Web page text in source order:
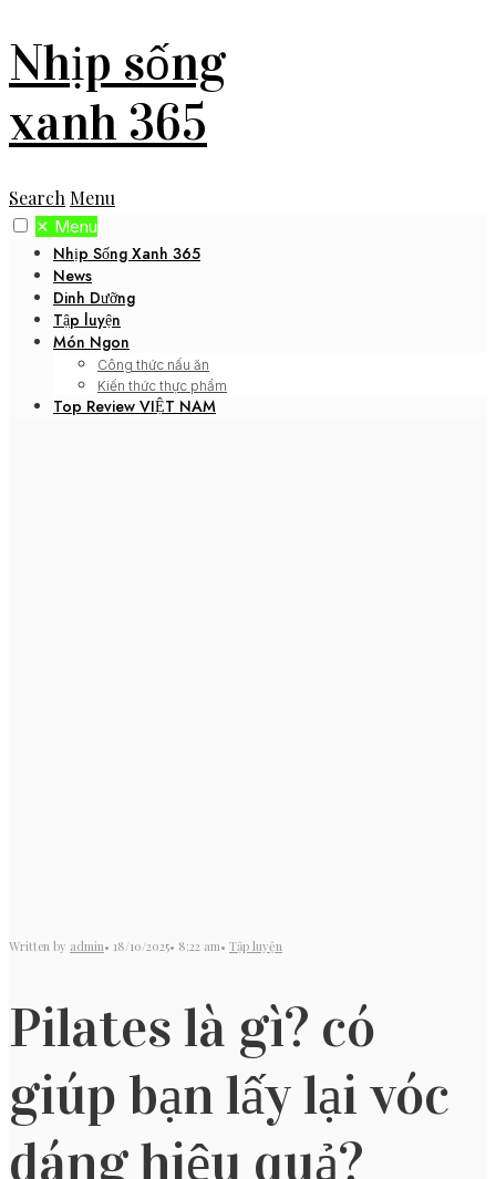
Nhịp sống
xanh 365
Search Menu
✕ Menu
Nhịp Sống Xanh 365
News
Dinh Dưỡng
Tập luyện
Món Ngon
Công thức nấu ăn
Kiến thức thực phẩm
Top Review VIỆT NAM
Written by admin• 18/10/2025• 8:22 am• Tập luyện
Pilates là gì? có
giúp bạn lấy lại vóc
dáng hiệu quả?